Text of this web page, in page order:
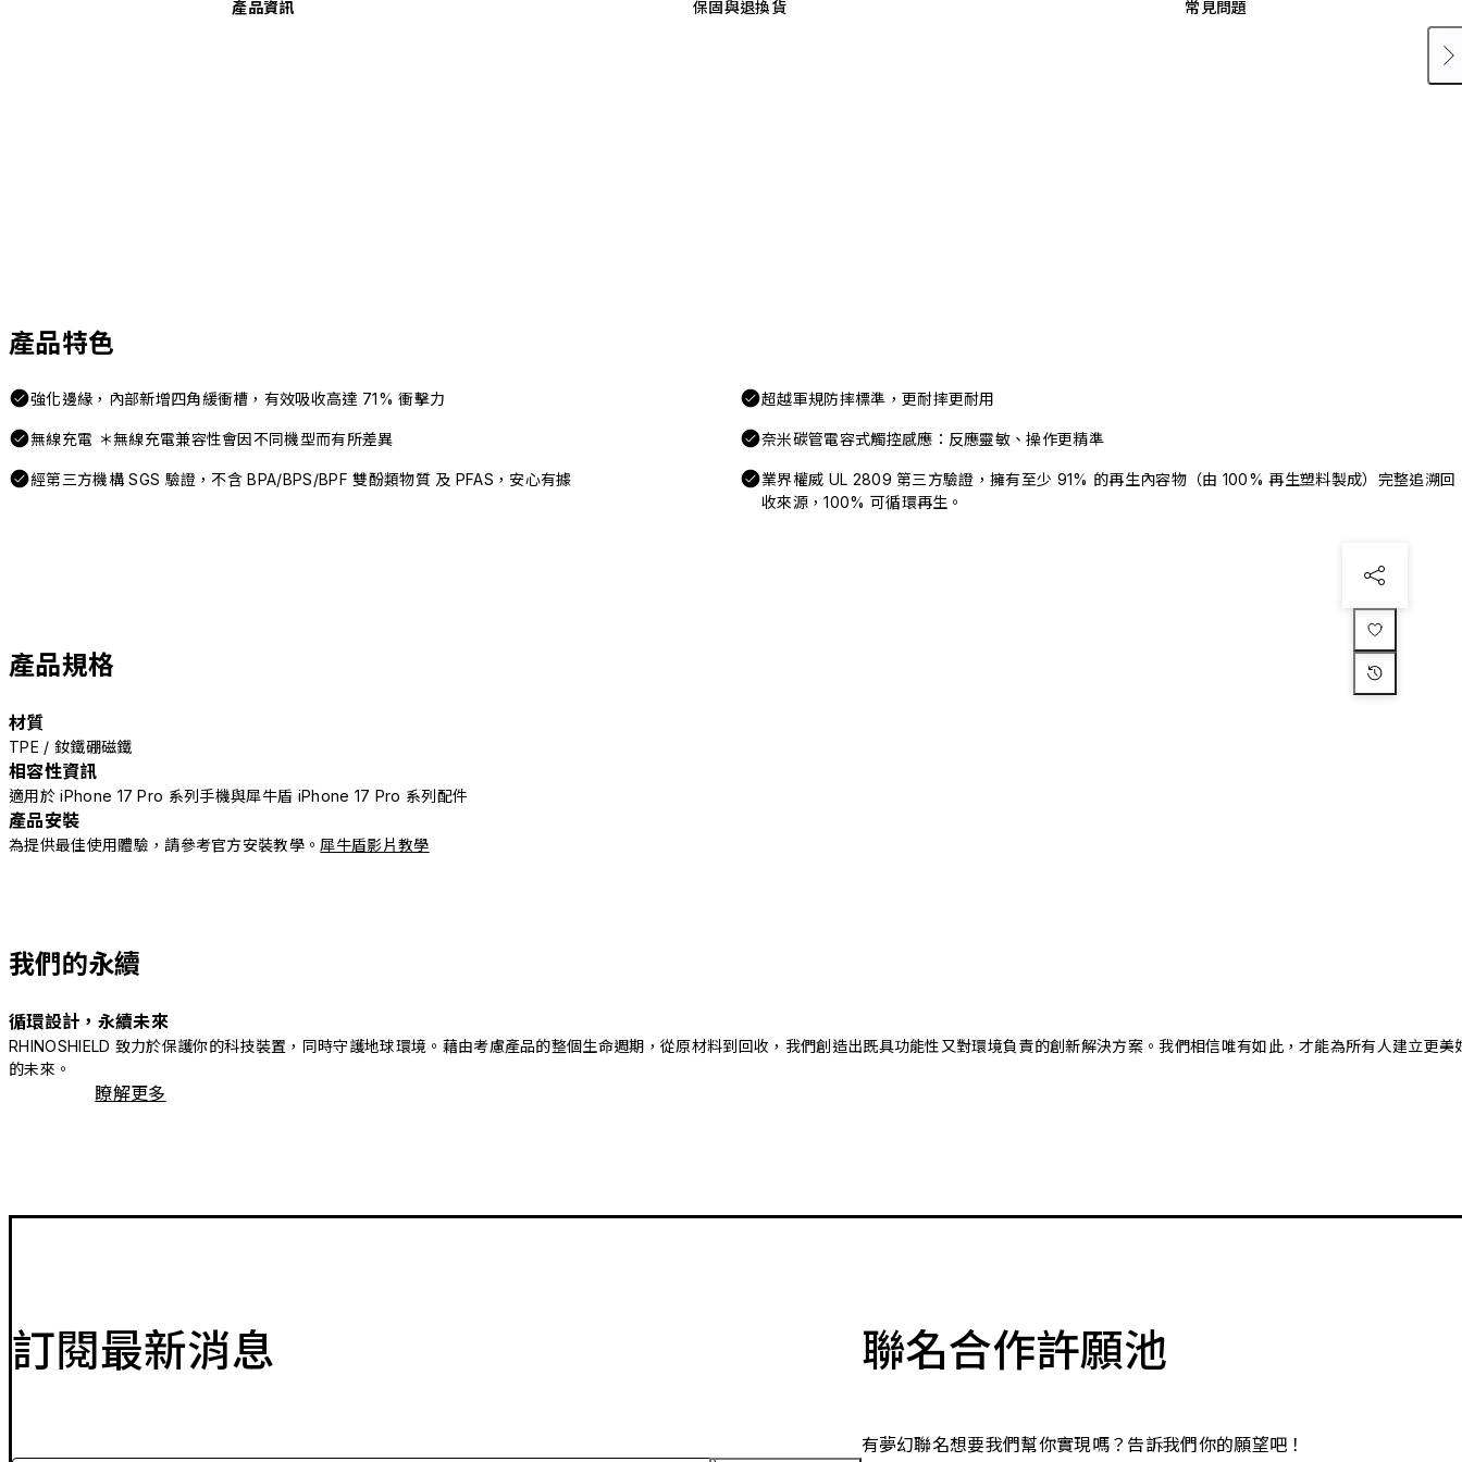
產品資訊 保固與退換貨 常見問題
產品特色
強化邊緣，內部新增四角緩衝槽，有效吸收高達 71% 衝擊力 超越軍規防摔標準，更耐摔更耐用
無線充電 ＊無線充電兼容性會因不同機型而有所差異 奈米碳管電容式觸控感應：反應靈敏、操作更精準
經第三方機構 SGS 驗證，不含 BPA/BPS/BPF 雙酚類物質 及 PFAS，安心有據
業界權威 UL 2809 第三方驗證，擁有至少 91% 的再生內容物（由 100% 再生塑料製成）完整追溯回
收來源，100% 可循環再生。
產品規格
材質
TPE / 釹鐵硼磁鐵
相容性資訊
適用於 iPhone 17 Pro 系列手機與犀牛盾 iPhone 17 Pro 系列配件
產品安裝
為提供最佳使用體驗，請參考官方安裝教學。 犀牛盾影片教學
我們的永續
循環設計，永續未來
RHINOSHIELD 致力於保護你的科技裝置，同時守護地球環境。藉由考慮產品的整個生命週期，從原材料到回收，我們創造出既具功能性又對環境負責的創新解決方案。我們相信唯有如此，才能為所有人建立更美
的未來。
瞭解更多
訂閱最新消息 聯名合作許願池
有夢幻聯名想要我們幫你實現嗎？告訴我們你的願望吧！